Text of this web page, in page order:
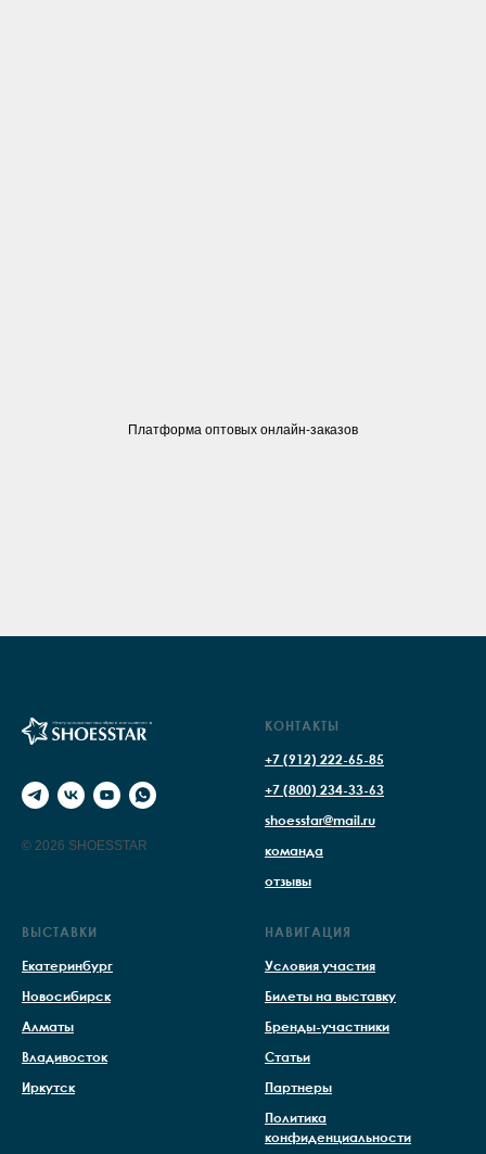
Платформа оптовых онлайн-заказов
© 2026 SHOESSTAR
КОНТАКТЫ
+7 (912) 222-65-85
+7 (800) 234-33-63
shoesstar@mail.ru
команда
отзывы
ВЫСТАВКИ
Екатеринбург
Новосибирск
Алматы
Владивосток
Иркутск
НАВИГАЦИЯ
Условия участия
Билеты на выставку
Бренды-участники
Статьи
Партнеры
Политика
конфиденциальности